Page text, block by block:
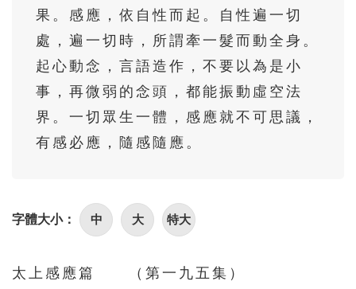
86 88 89
91 92 93 94
96 97 98 99 100
101 102 103 104 105
106 107 108 110
121 122 123
131 133 134
果。感應，依自性而起。自性遍一切
處，遍一切時，所謂牽一髮而動全身。
起心動念，言語造作，不要以為是小
事，再微弱的念頭，都能振動虛空法
界。一切眾生一體，感應就不可思議，
有感必應，隨感隨應。
字體大小： 中 大 特大
太上感應篇 （第一九五集）